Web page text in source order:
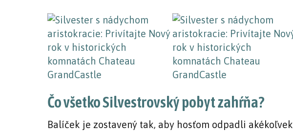
Čo všetko Silvestrovský pobyt zahŕňa?
Balíček je zostavený tak, aby hosťom odpadli akékoľvek